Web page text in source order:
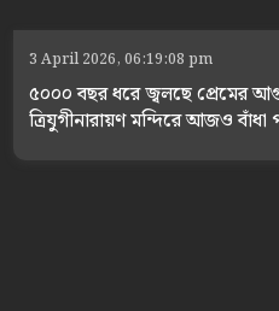
3 April 2026, 06:19:08 pm
৫০০০ বছর ধরে জ্বলছে প্রেমের
ত্রিযুগীনারায়ণ মন্দিরে আজও